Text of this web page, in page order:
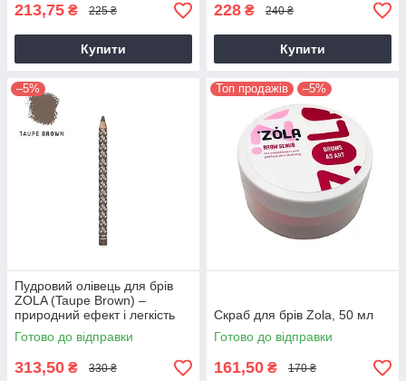
213,75 ₴ 225 ₴
Купити
228 ₴ 240 ₴
Купити
–5%
Пудровий олівець для брів
ZOLA (Taupe Brown) –
природний ефект і легкість
нанесення
Готово до відправки
313,50 ₴ 330 ₴
Топ продажів –5%
Скраб для брів Zola, 50 мл
Готово до відправки
161,50 ₴ 170 ₴